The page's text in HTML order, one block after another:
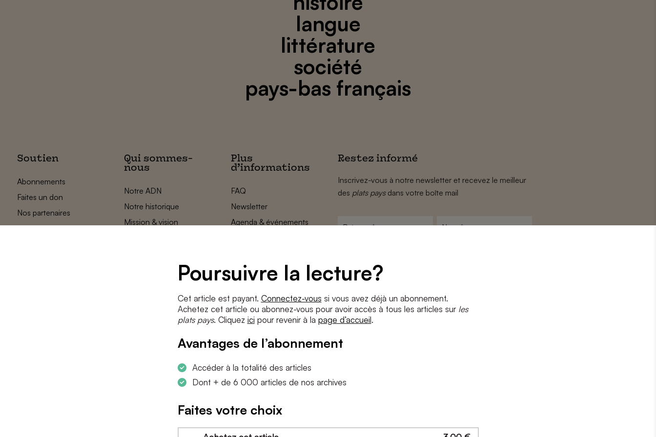
Poursuivre la lecture?
Cet article est payant. Connectez-vous si vous avez déjà un abonnement.
Achetez cet article ou abonnez-vous pour avoir accès à tous les articles sur les
plats pays. Cliquez ici pour revenir à la page d’accueil.
Avantages de l’abonnement
Accéder à la totalité des articles
Dont + de 6 000 articles de nos archives
Faites votre choix
langue
littérature
société
pays-bas français
Soutien
Abonnements
Faites un don
Nos partenaires
Qui sommes-
nous
Notre ADN
Notre historique
Mission & vision
Plus
d’informations
FAQ
Newsletter
Agenda & événements
Paramètres des cookies
Restez informé
Inscrivez-vous à notre newsletter et recevez le meilleur
des plats paysdans votre boîte mail
e-
mail
Conditions *
J'accepteles termes et conditionsetla politique de confidentialité